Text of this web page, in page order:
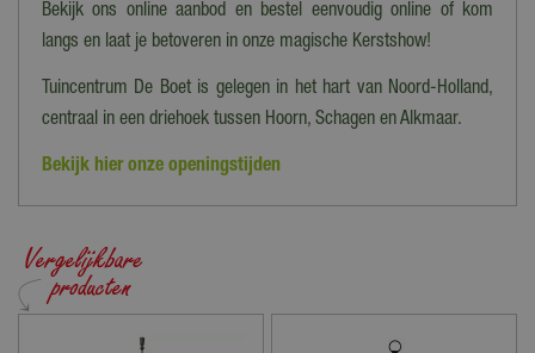
Bekijk ons online aanbod en bestel eenvoudig online of kom
langs en laat je betoveren in onze magische Kerstshow!
Tuincentrum De Boet is gelegen in het hart van Noord-Holland,
centraal in een driehoek tussen Hoorn, Schagen en Alkmaar.
Bekijk hier onze openingstijden